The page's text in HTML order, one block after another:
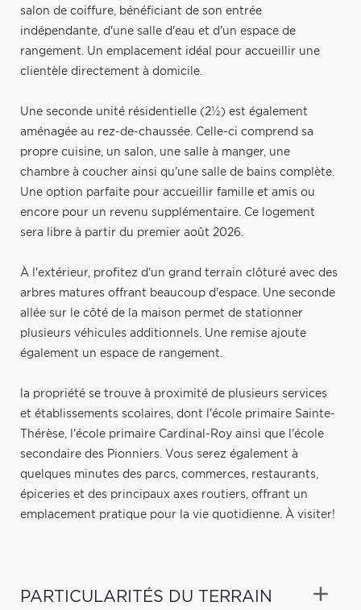
salon de coiffure, bénéficiant de son entrée
indépendante, d'une salle d'eau et d'un espace de
rangement. Un emplacement idéal pour accueillir une
clientèle directement à domicile.
Une seconde unité résidentielle (2½) est également
aménagée au rez-de-chaussée. Celle-ci comprend sa
propre cuisine, un salon, une salle à manger, une
chambre à coucher ainsi qu'une salle de bains complète.
Une option parfaite pour accueillir famille et amis ou
encore pour un revenu supplémentaire. Ce logement
sera libre à partir du premier août 2026.
À l'extérieur, profitez d'un grand terrain clôturé avec des
arbres matures offrant beaucoup d'espace. Une seconde
allée sur le côté de la maison permet de stationner
plusieurs véhicules additionnels. Une remise ajoute
également un espace de rangement.
la propriété se trouve à proximité de plusieurs services
et établissements scolaires, dont l'école primaire Sainte-
Thérèse, l'école primaire Cardinal-Roy ainsi que l'école
secondaire des Pionniers. Vous serez également à
quelques minutes des parcs, commerces, restaurants,
épiceries et des principaux axes routiers, offrant un
emplacement pratique pour la vie quotidienne. À visiter!
PARTICULARITÉS DU TERRAIN